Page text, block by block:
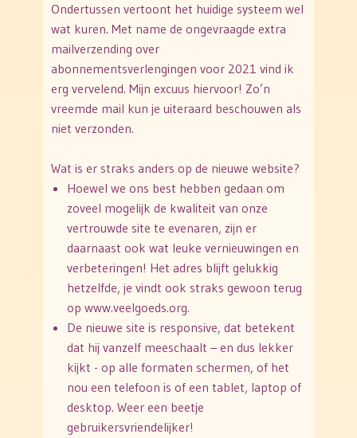
Ondertussen vertoont het huidige systeem wel
wat kuren. Met name de ongevraagde extra
mailverzending over
abonnementsverlengingen voor 2021 vind ik
erg vervelend. Mijn excuus hiervoor! Zo’n
vreemde mail kun je uiteraard beschouwen als
niet verzonden.
Wat is er straks anders op de nieuwe website?
Hoewel we ons best hebben gedaan om
zoveel mogelijk de kwaliteit van onze
vertrouwde site te evenaren, zijn er
daarnaast ook wat leuke vernieuwingen en
verbeteringen! Het adres blijft gelukkig
hetzelfde, je vindt ook straks gewoon terug
op www.veelgoeds.org.
De nieuwe site is responsive, dat betekent
dat hij vanzelf meeschaalt – en dus lekker
kijkt - op alle formaten schermen, of het
nou een telefoon is of een tablet, laptop of
desktop. Weer een beetje
gebruikersvriendelijker!